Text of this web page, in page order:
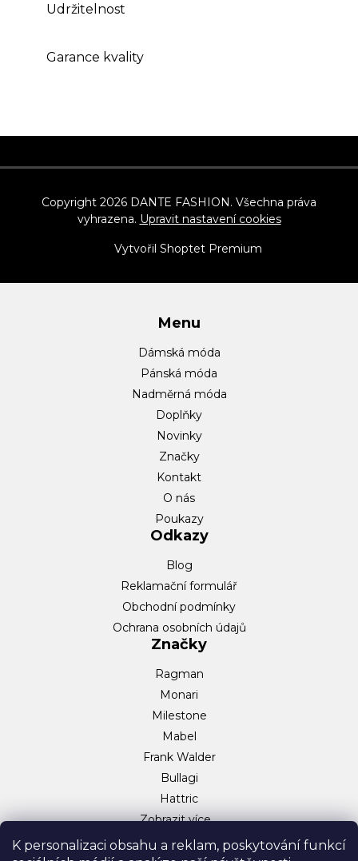
K personalizaci obsahu a reklam, poskytování funkcí
Udržitelnost
Garance kvality
á
í
Vytvořil Shoptet Premium
Copyright 2026 DANTE FASHION. Všechna práva
vyhrazena. Upravit nastavení cookies
Menu
Dámská móda
Pánská móda
Nadměrná móda
Doplňky
Novinky
Značky
Kontakt
O nás
Poukazy
Odkazy
Blog
Reklamační formulář
Obchodní podmínky
Ochrana osobních údajů
Značky
Ragman
Monari
Milestone
Mabel
Frank Walder
Bullagi
Hattric
Zobrazit více…
Sociální sítě